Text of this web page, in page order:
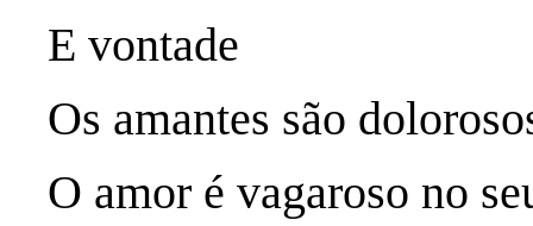
E vontade
Os amantes são
O amor é vagaroso no